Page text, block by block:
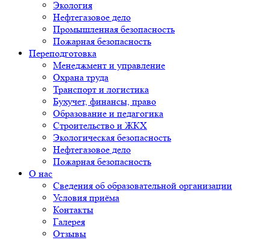
Экология
Нефтегазовое дело
Промышленная безопасность
Пожарная безопасность
Переподготовка
Менеджмент и управление
Охрана труда
Транспорт и логистика
Бухучет, финансы, право
Образование и педагогика
Строительство и ЖКХ
Экологическая безопасность
Нефтегазовое дело
Пожарная безопасность
О нас
Сведения об образовательной организации
Условия приёма
Контакты
Галерея
Отзывы